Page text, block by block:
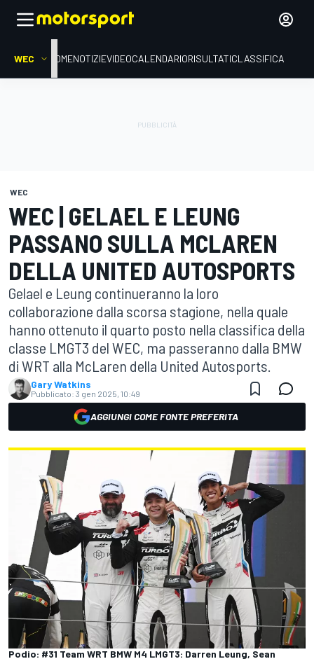
WEC HOMENOTIZIEVIDEOCALENDARIORISULTATICLASSIFICA
WEC
WEC | GELAEL E LEUNG
PASSANO SULLA MCLAREN
DELLA UNITED AUTOSPORTS
Gelael e Leung continueranno la loro
collaborazione dalla scorsa stagione, nella quale
hanno ottenuto il quarto posto nella classifica della
classe LMGT3 del WEC, ma passeranno dalla BMW
di WRT alla McLaren della United Autosports.
Gary Watkins
Pubblicato: 3 gen 2025, 10:49
AGGIUNGI COME FONTE PREFERITA
Podio: #31 Team WRT BMW M4 LMGT3: Darren Leung, Sean